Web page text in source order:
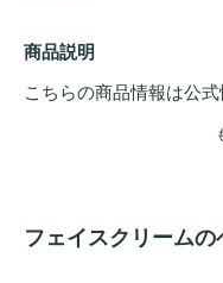
商品説明
こちらの商品情報は公
バクチオールにも種類
フェイスクリーム